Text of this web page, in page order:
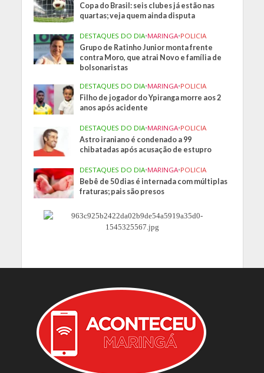
Copa do Brasil: seis clubes já estão nas
quartas; veja quem ainda disputa
DESTAQUES DO DIA•MARINGA•POLICIA
Grupo de Ratinho Junior monta frente
contra Moro, que atrai Novo e família de
bolsonaristas
DESTAQUES DO DIA•MARINGA•POLICIA
Filho de jogador do Ypiranga morre aos 2
anos após acidente
DESTAQUES DO DIA•MARINGA•POLICIA
Astro iraniano é condenado a 99
chibatadas após acusação de estupro
DESTAQUES DO DIA•MARINGA•POLICIA
Bebê de 50 dias é internada com múltiplas
fraturas; pais são presos